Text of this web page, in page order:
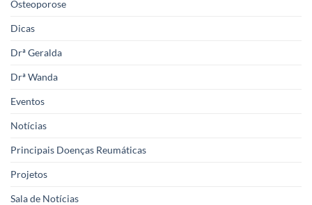
Osteoporose
Dicas
Drª Geralda
Drª Wanda
Eventos
Notícias
Principais Doenças Reumáticas
Projetos
Sala de Notícias